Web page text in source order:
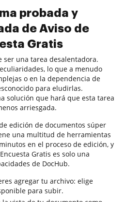
probada y
de Aviso de
Gratis
ser una tarea desalentadora.
lo que a menudo
o en la dependencia de
para eludirlas.
solución que hará que esta tarea
arriesgada.
edición de documentos súper
una multitud de herramientas
en el proceso de edición, y
Gratis es solo una
de DocHub.
agregar tu archivo: elige
para subir.